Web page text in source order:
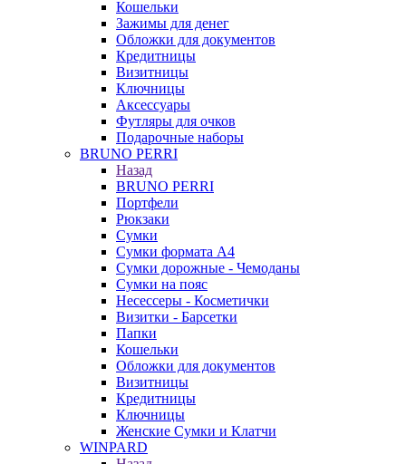
Кошельки
Зажимы для денег
Обложки для документов
Кредитницы
Визитницы
Ключницы
Аксессуары
Футляры для очков
Подарочные наборы
BRUNO PERRI
Назад
BRUNO PERRI
Портфели
Рюкзаки
Сумки
Сумки формата А4
Сумки дорожные - Чемоданы
Сумки на пояс
Несессеры - Косметички
Визитки - Барсетки
Папки
Кошельки
Обложки для документов
Визитницы
Кредитницы
Ключницы
Женские Сумки и Клатчи
WINPARD